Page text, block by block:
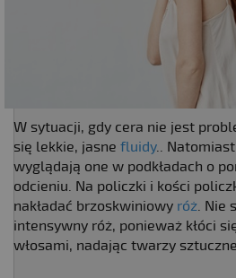
W sytuacji, gdy cera nie jest
się lekkie, jasne fluidy..
wyglądają one w podkładach o
odcieniu. Na policzki i kości
nakładać brzoskwiniowy róż. Nie
intensywny róż, ponieważ kłóci
włosami, nadając twarzy